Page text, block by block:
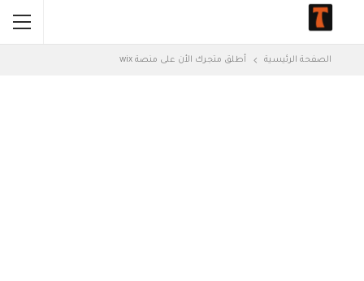
الصفحة الرئيسية أطلق متجرك الأن على منصة wix